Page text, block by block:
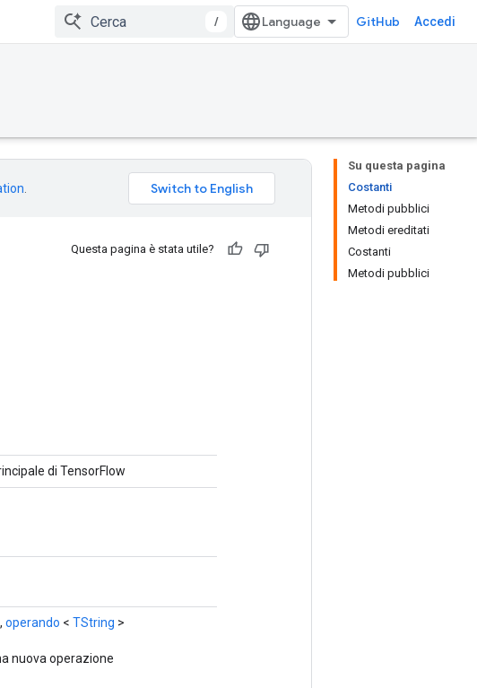
/ GitHub Accedi
Su questa pagina
Costanti
Metodi pubblici
Metodi ereditati
Costanti
Metodi pubblici
Questa pagina è stata utile?
di TensorFlow
operando < TString >
nuova operazione